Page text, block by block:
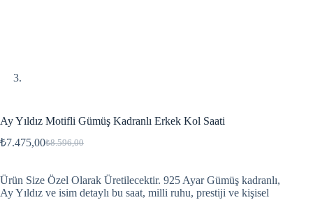
Ay Yıldız Motifli Gümüş Kadranlı Erkek Kol Saati
₺8.596,00
₺7.475,00
Ürün Size Özel Olarak Üretilecektir. 925 Ayar Gümüş kadranlı,
Ay Yıldız ve isim detaylı bu saat, milli ruhu, prestiji ve kişisel